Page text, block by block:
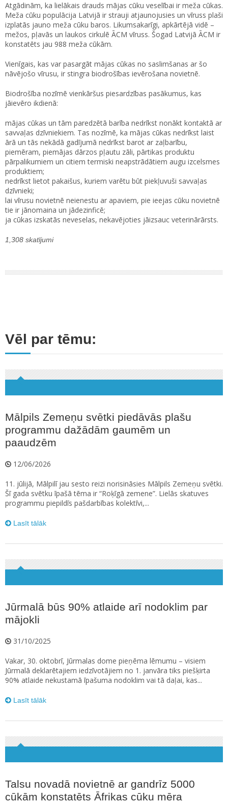
Atgādinām, ka lielākais drauds mājas cūku veselībai ir meža cūkas.
Meža cūku populācija Latvijā ir strauji atjaunojusies un vīruss plaši
izplatās jauno meža cūku baros. Likumsakarīgi, apkārtējā vidē –
mežos, pļavās un laukos cirkulē ĀCM vīruss. Šogad Latvijā ĀCM ir
konstatēts jau 988 meža cūkām.
Vienīgais, kas var pasargāt mājas cūkas no saslimšanas ar šo
nāvējošo vīrusu, ir stingra biodrošības ievērošana novietnē.
Biodrošība nozīmē vienkāršus piesardzības pasākumus, kas
jāievēro ikdienā:
mājas cūkas un tām paredzētā barība nedrīkst nonākt kontaktā ar
savvaļas dzīvniekiem. Tas nozīmē, ka mājas cūkas nedrīkst laist
ārā un tās nekādā gadījumā nedrīkst barot ar zaļbarību,
piemēram, piemājas dārzos pļautu zāli, pārtikas produktu
pārpalikumiem un citiem termiski neapstrādātiem augu izcelsmes
produktiem;
nedrīkst lietot pakaišus, kuriem varētu būt piekļuvuši savvaļas
dzīvnieki;
lai vīrusu novietnē neienestu ar apaviem, pie ieejas cūku novietnē
tie ir jānomaina un jādezinficē;
ja cūkas izskatās neveselas, nekavējoties jāizsauc veterinārārsts.
1,308 skatījumi
Vēl par tēmu:
Mālpils Zemeņu svētki piedāvās plašu
programmu dažādām gaumēm un
paaudzēm
12/06/2026
11. jūlijā, Mālpilī jau sesto reizi norisināsies Mālpils Zemeņu svētki.
Šī gada svētku īpašā tēma ir “Roķīgā zemene”. Lielās skatuves
programmu piepildīs pašdarbības kolektīvi,...
Lasīt tālāk
Jūrmalā būs 90% atlaide arī nodoklim par
mājokli
31/10/2025
Vakar, 30. oktobrī, Jūrmalas dome pieņēma lēmumu – visiem
Jūrmalā deklarētajiem iedzīvotājiem no 1. janvāra tiks piešķirta
90% atlaide nekustamā īpašuma nodoklim vai tā daļai, kas...
Lasīt tālāk
Talsu novadā novietnē ar gandrīz 5000
cūkām konstatēts Āfrikas cūku mēra